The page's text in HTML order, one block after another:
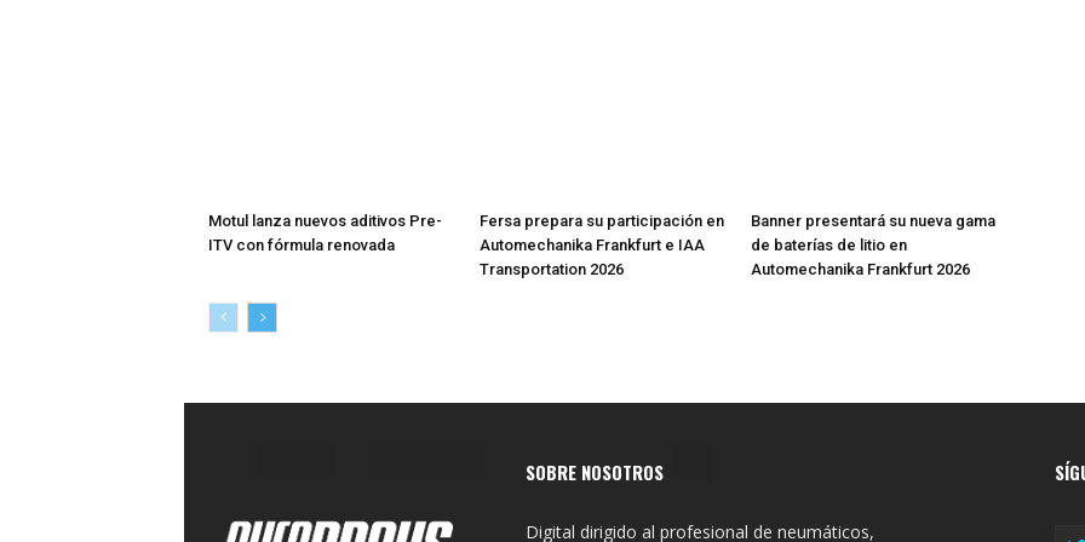
Motul lanza nuevos aditivos Pre-
ITV con fórmula renovada
Fersa prepara su participación en
Automechanika Frankfurt e IAA
Transportation 2026
Banner presentará su nueva gama
de baterías de litio en
Automechanika Frankfurt 2026
SOBRE NOSOTROS
Digital dirigido al profesional de neumáticos,